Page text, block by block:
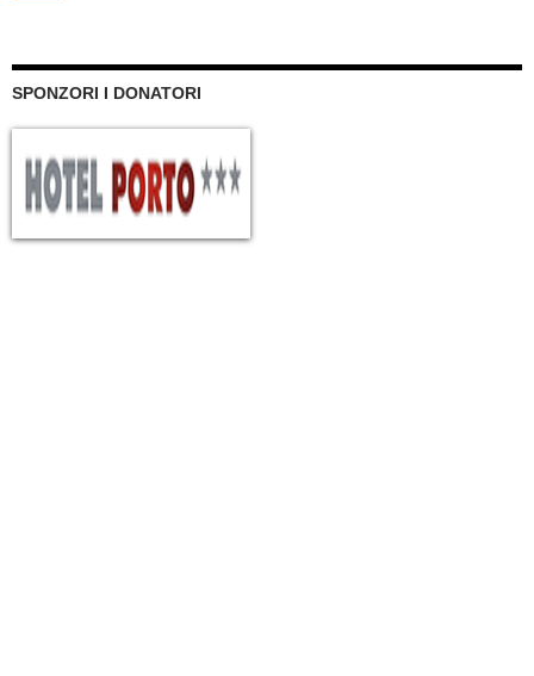
SPONZORI I DONATORI